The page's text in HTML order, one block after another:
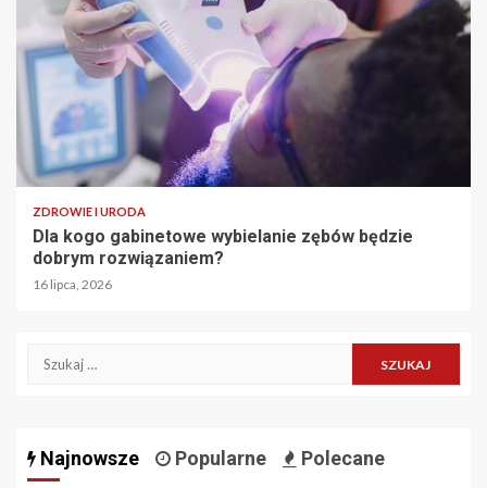
ZDROWIE I URODA
Dla kogo gabinetowe wybielanie zębów będzie
dobrym rozwiązaniem?
16 lipca, 2026
Szukaj:
Najnowsze Popularne Polecane